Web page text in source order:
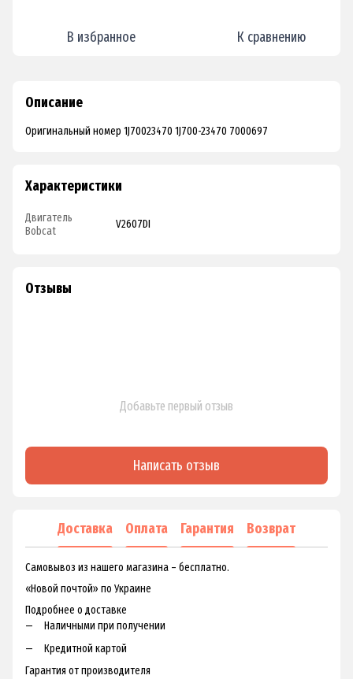
В избранное К сравнению
Описание
Оригинальный номер 1J70023470 1J700-23470 7000697
Характеристики
Двигатель
Bobcat
V2607DI
Отзывы
Добавьте первый отзыв
Написать отзыв
Доставка Оплата Гарантия Возврат
Самовывоз из нашего магазина – бесплатно.
«Новой почтой» по Украине
Подробнее о доставке
Наличными при получении
Кредитной картой
Гарантия от производителя